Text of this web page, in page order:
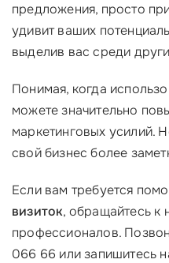
предложения, просто
удивит ваших
выделив вас среди
Понимая, когда
можете значительно
маркетинговых усилий.
свой бизнес более
Если вам требуется
визиток, обращайтесь к
профессионалов.
066 66 или запишитесь